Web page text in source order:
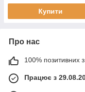
Купити
Про нас
100% позитивних з
Працює з